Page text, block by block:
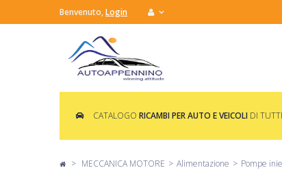
Benvenuto,Login
CATALOGO RICAMBI PER AUTO E VEICOLI DI
> MECCANICA MOTORE > Alimentazione > Pompe